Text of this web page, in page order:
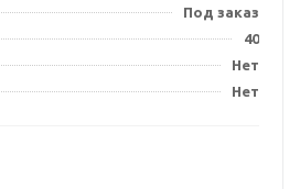
Под заказ
40
Нет
Нет